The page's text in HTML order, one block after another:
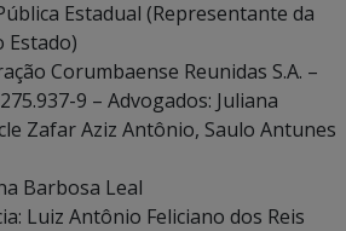
Estadual (Representante da
Estado)
Corumbaense Reunidas S.A. –
9 – Advogados: Juliana
Zafar Aziz Antônio, Saulo Antunes
Barbosa Leal
Luiz Antônio Feliciano dos Reis